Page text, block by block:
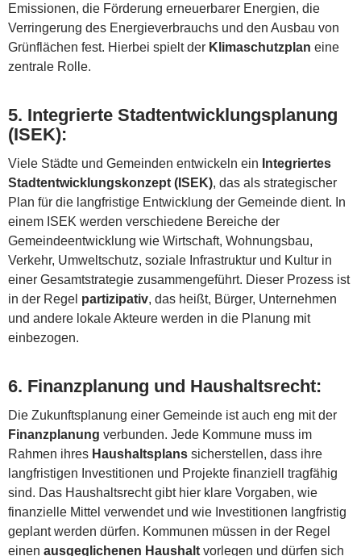
Emissionen, die Förderung erneuerbarer Energien, die
Verringerung des Energieverbrauchs und den Ausbau von
Grünflächen fest. Hierbei spielt der Klimaschutzplan eine
zentrale Rolle.
5. Integrierte Stadtentwicklungsplanung
(ISEK):
Viele Städte und Gemeinden entwickeln ein Integriertes
Stadtentwicklungskonzept (ISEK), das als strategischer
Plan für die langfristige Entwicklung der Gemeinde dient. In
einem ISEK werden verschiedene Bereiche der
Gemeindeentwicklung wie Wirtschaft, Wohnungsbau,
Verkehr, Umweltschutz, soziale Infrastruktur und Kultur in
einer Gesamtstrategie zusammengeführt. Dieser Prozess ist
in der Regel partizipativ, das heißt, Bürger, Unternehmen
und andere lokale Akteure werden in die Planung mit
einbezogen.
6. Finanzplanung und Haushaltsrecht:
Die Zukunftsplanung einer Gemeinde ist auch eng mit der
Finanzplanung verbunden. Jede Kommune muss im
Rahmen ihres Haushaltsplans sicherstellen, dass ihre
langfristigen Investitionen und Projekte finanziell tragfähig
sind. Das Haushaltsrecht gibt hier klare Vorgaben, wie
finanzielle Mittel verwendet und wie Investitionen langfristig
geplant werden dürfen. Kommunen müssen in der Regel
einen ausgeglichenen Haushalt vorlegen und dürfen sich